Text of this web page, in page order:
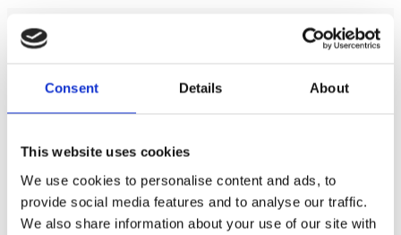
Consent Details About
This website uses cookies
We use cookies to personalise content and ads, to
provide social media features and to analyse our traffic.
We also share information about your use of our site with
Bilspecifika produkter / BMW /
Alla BMW produkter
1 Serien 2004-2014 (E87/E88/E81/E82)
Bilspecifika produkter / BMW / BMW 1 Serien /
Bilspecifika produkter / BMW / BMW 2 Serien /
Bilspecifika produkter / BMW / BMW 3 Serien /BMW
3 Serien 2005-2013 (E90/E91/E92/E93)